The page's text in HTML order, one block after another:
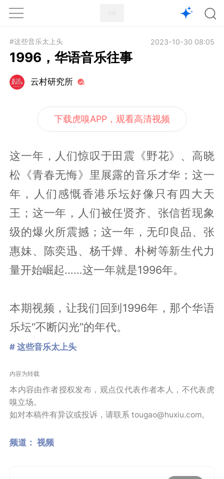
1X
#这些音乐太上头 2023-10-30 08:05
1996，华语音乐往事
云村研究所
下载虎嗅APP，观看高清视频
这一年，人们惊叹于田震《野花》、高晓
松《青春无悔》里展露的音乐才华；这一
年，人们感慨香港乐坛好像只有四大天
王；这一年，人们被任贤齐、张信哲现象
级的爆火所震撼；这一年，无印良品、张
惠妹、陈奕迅、杨千嬅、朴树等新生代力
量开始崛起……这一年就是1996年。
本期视频，让我们回到1996年，那个华语
乐坛“不断闪光”的年代。
# 这些音乐太上头
内容为转载
本内容由作者授权发布，观点仅代表作者本人，不代表虎
嗅立场。
如对本稿件有异议或投诉，请联系 tougao@huxiu.com。
频道： 视频